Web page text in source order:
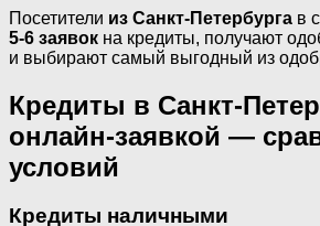
Посетители из Санкт-Петербурга в
5-6 заявок на кредиты, получают
и выбирают самый выгодный из
Кредиты в Санкт-
онлайн-заявкой —
условий
Кредиты наличными